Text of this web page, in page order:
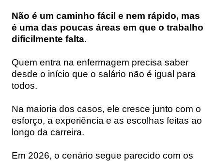
Não é um caminho fácil e nem rápido, mas
é uma das poucas áreas em que o trabalho
dificilmente falta.
Quem entra na enfermagem precisa saber
desde o início que o salário não é igual para
todos.
Na maioria dos casos, ele cresce junto com o
esforço, a experiência e as escolhas feitas ao
longo da carreira.
Em 2026, o cenário segue parecido com os